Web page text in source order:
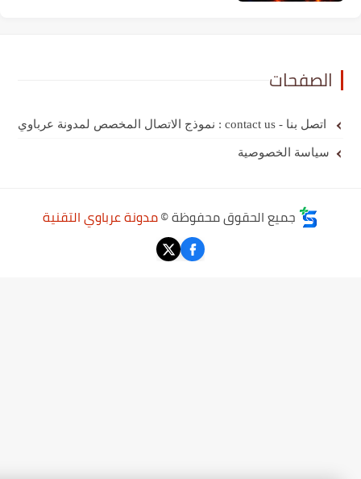
الصفحات
اتصل بنا - contact us : نموذج الاتصال المخصص لمدونة عرباوي
سياسة الخصوصية
جميع الحقوق محفوظة ©مدونة عرباوي التقنية